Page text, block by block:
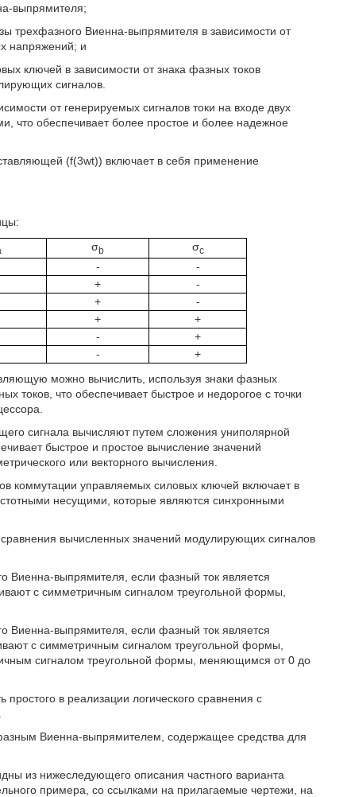
выпрямителя;
трехфазного Виенна-выпрямителя в зависимости от
напряжений; и
ключей в зависимости от знака фазных токов
сигналов.
от генерируемых сигналов токи на входе двух
что обеспечивает более простое и более надежное
(f(3wt)) включает в себя применение
σb σc
-
-
+
-
+
-
+
+
-
+
-
+
можно вычислить, используя знаки фазных
токов, что обеспечивает быстрое и недорогое с точки
сигнала вычисляют путем сложения униполярной
быстрое и простое вычисление значений
или векторного вычисления.
коммутации управляемых силовых ключей включает в
несущими, которые являются синхронными
вычисленных значений модулирующих сигналов
Виенна-выпрямителя, если фазный ток является
с симметричным сигналом треугольной формы,
Виенна-выпрямителя, если фазный ток является
с симметричным сигналом треугольной формы,
сигналом треугольной формы, меняющимся от 0 до
в реализации логического сравнения с
Виенна-выпрямителем, содержащее средства для
из нижеследующего описания частного варианта
примера, со ссылками на прилагаемые чертежи, на